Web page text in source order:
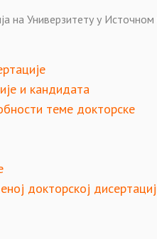
на Универзитету у Источном
и кандидата
теме докторске
докторској